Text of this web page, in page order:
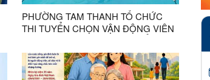
PHƯỜNG TAM THANH TỔ CHỨC
THI TUYỂN CHỌN VẬN ĐỘNG VIÊN
HỌC SINH TỈNH LẠNG SƠN NĂM
2026